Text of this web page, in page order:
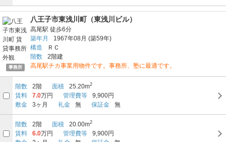
事務所
八王子市東浅川町（東浅川ビル）
高尾駅 徒歩6分
築年月
1967年08月 (築59年)
構造
ＲＣ
階数
2階建
高尾駅チカ事業用物件です。事務所、塾に最適です。
階数 2階 面積 25.20m2
賃料 7.0万円 管理費等
9,900円
敷金
3ヶ月 礼金 無 保証金 無
階数 2階 面積 20.00m2
賃料 6.0万円 管理費等
9,900円